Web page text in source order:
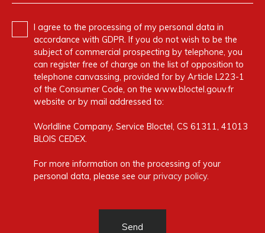
I agree to the processing of my personal data in
accordance with GDPR. If you do not wish to be the
subject of commercial prospecting by telephone, you
can register free of charge on the list of opposition to
telephone canvassing, provided for by Article L223-1
of the Consumer Code, on the www.bloctel.gouv.fr
website or by mail addressed to:
Worldline Company, Service Bloctel, CS 61311, 41013
BLOIS CEDEX.
For more information on the processing of your
personal data, please see our privacy policy.
Send